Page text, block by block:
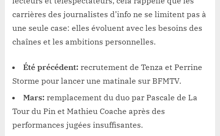
carrières des journalistes d’info ne se limitent pas à
une seule case: elles évoluent avec les besoins des
chaînes et les ambitions personnelles.
Été précédent: recrutement de Tenza et Perrine
Storme pour lancer une matinale sur BFMTV.
Mars: remplacement du duo par Pascale de La
Tour du Pin et Mathieu Coache après des
performances jugées insuffisantes.